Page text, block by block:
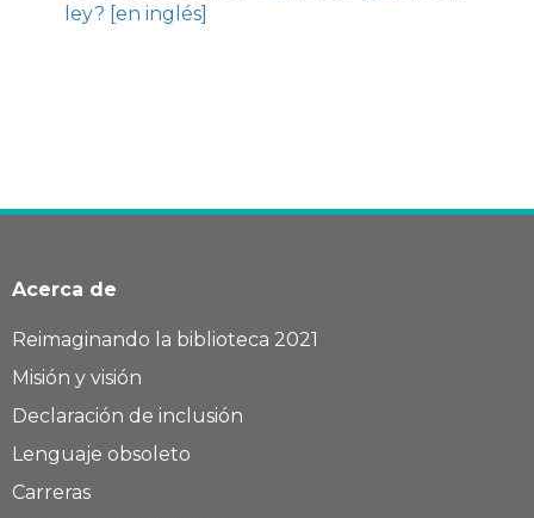
ley? [en inglés]
Acerca de
Reimaginando la biblioteca 2021
Misión y visión
Declaración de inclusión
Lenguaje obsoleto
Carreras